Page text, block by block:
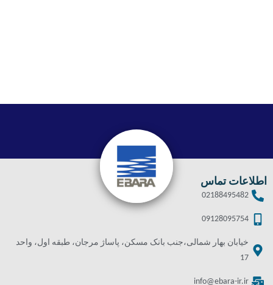
اطلاعات تماس
02188495482
09128095754
خیابان بهار شمالی،جنب بانک مسکن، پاساژ مرجان، طبقه اول، واحد
17
info@ebara-ir.ir